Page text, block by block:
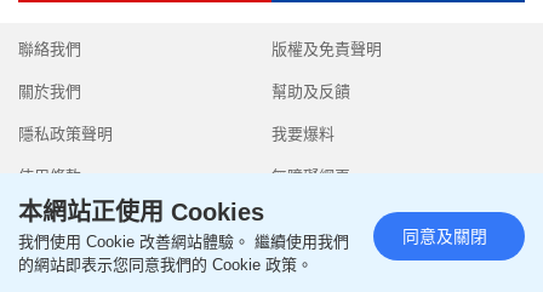
聯絡我們
關於我們
隱私政策聲明
使用條款
版權及免責聲明
幫助及反饋
我要爆料
無障礙網頁
Copyright © 2026 SingTao Ltd.All rights reserved.
本網站正使用 Cookies
我們使用 Cookie 改善網站體驗。 繼續使用我們
的網站即表示您同意我們的 Cookie 政策。
同意及關閉